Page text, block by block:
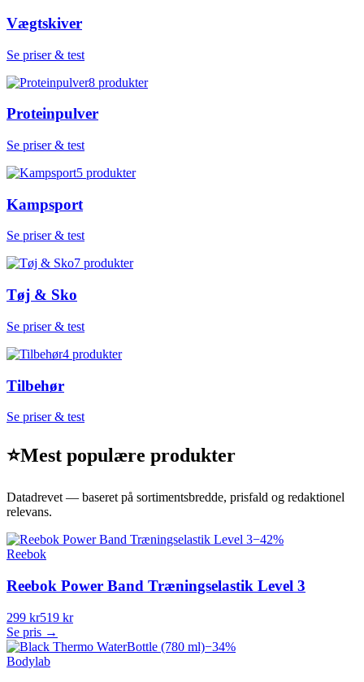
Vægtskiver
Se priser & test
8 produkter
Proteinpulver
Se priser & test
5 produkter
Kampsport
Se priser & test
7 produkter
Tøj & Sko
Se priser & test
4 produkter
Tilbehør
Se priser & test
⭐Mest populære produkter
Datadrevet — baseret på sortimentsbredde, prisfald og redaktionel
relevans.
−42%
Reebok
Reebok Power Band Træningselastik Level 3
299 kr519 kr
Se pris →
−34%
Bodylab